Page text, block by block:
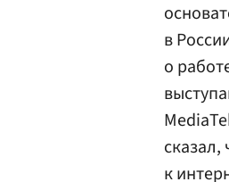
в
о
cказал,
к